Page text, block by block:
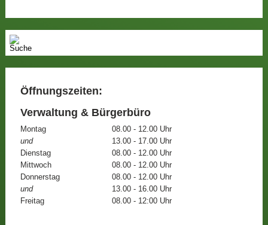
Öffnungszeiten:
Verwaltung & Bürgerbüro
Montag
08.00 - 12.00 Uhr
und
13.00 - 17.00 Uhr
Dienstag
08.00 - 12.00 Uhr
Mittwoch
08.00 - 12.00 Uhr
Donnerstag
08.00 - 12.00 Uhr
und
13.00 - 16.00 Uhr
Freitag
08.00 - 12:00 Uhr